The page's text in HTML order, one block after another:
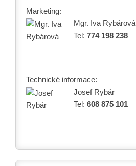
Marketing:
Mgr. Iva Rybárová
Tel: 774 198 238
Technické informace:
Josef Rybár
Tel: 608 875 101